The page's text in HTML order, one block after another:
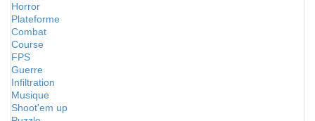
Horror
Plateforme
Combat
Course
FPS
Guerre
Infiltration
Musique
Shoot'em up